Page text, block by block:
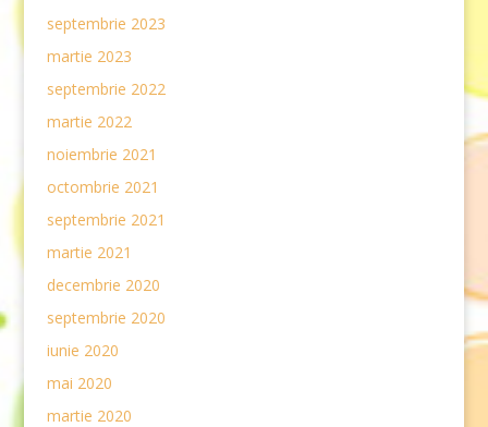
septembrie 2023
martie 2023
septembrie 2022
martie 2022
noiembrie 2021
octombrie 2021
septembrie 2021
martie 2021
decembrie 2020
septembrie 2020
iunie 2020
mai 2020
martie 2020